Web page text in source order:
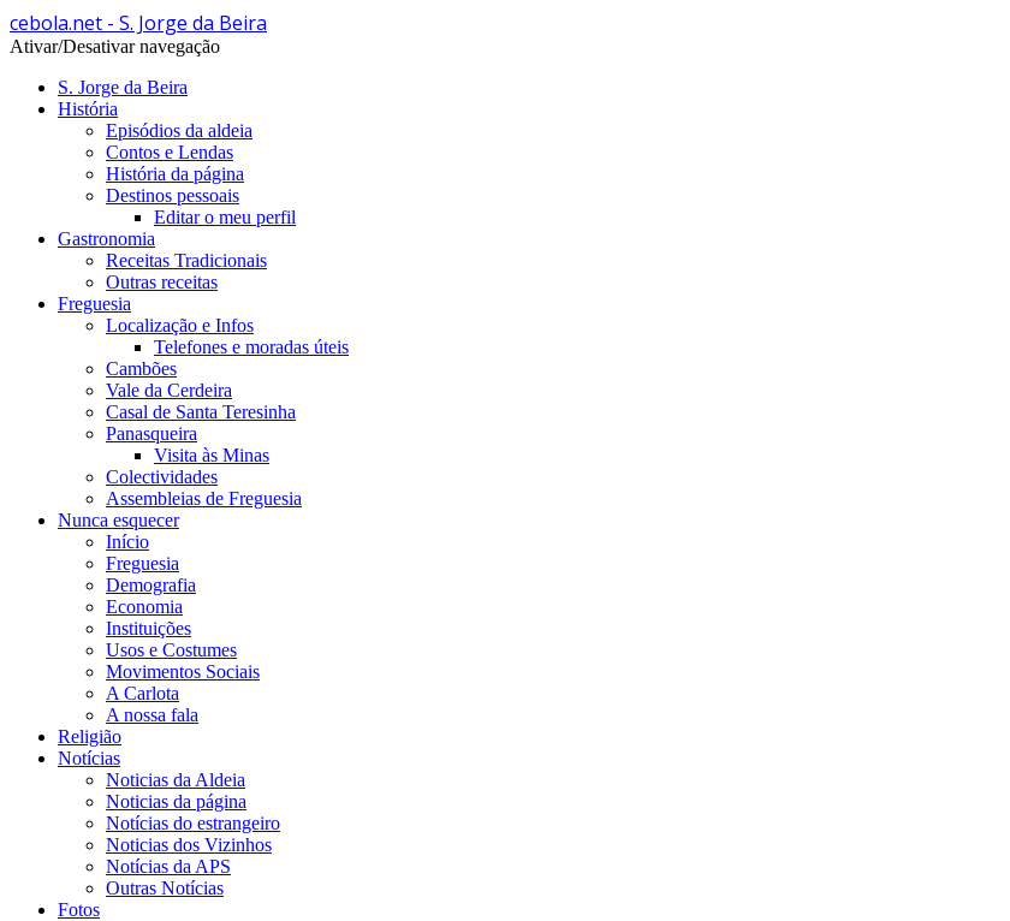
cebola.net - S. Jorge da Beira
Ativar/Desativar navegação
S. Jorge da Beira
História
Episódios da aldeia
Contos e Lendas
História da página
Destinos pessoais
Editar o meu perfil
Gastronomia
Receitas Tradicionais
Outras receitas
Freguesia
Localização e Infos
Telefones e moradas úteis
Cambões
Vale da Cerdeira
Casal de Santa Teresinha
Panasqueira
Visita às Minas
Colectividades
Assembleias de Freguesia
Nunca esquecer
Início
Freguesia
Demografia
Economia
Instituições
Usos e Costumes
Movimentos Sociais
A Carlota
A nossa fala
Religião
Notícias
Noticias da Aldeia
Noticias da página
Notícias do estrangeiro
Noticias dos Vizinhos
Notícias da APS
Outras Notícias
Fotos